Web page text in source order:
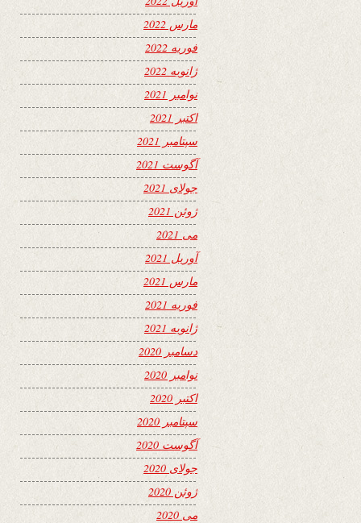
مارس 2022
فوریه 2022
ژانویه 2022
نوامبر 2021
اکتبر 2021
سپتامبر 2021
آگوست 2021
جولای 2021
ژوئن 2021
می 2021
آوریل 2021
مارس 2021
فوریه 2021
ژانویه 2021
دسامبر 2020
نوامبر 2020
اکتبر 2020
سپتامبر 2020
آگوست 2020
جولای 2020
ژوئن 2020
می 2020